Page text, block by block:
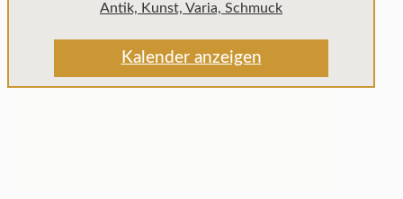
Antik, Kunst, Varia, Schmuck
Kalender anzeigen